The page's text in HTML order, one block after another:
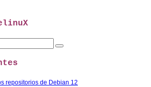
repositorios de Debian 12